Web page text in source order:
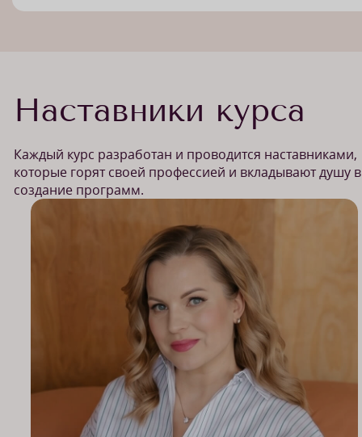
Наставники курса
Каждый курс разработан и проводится наставниками,
которые горят своей профессией и вкладывают душу в
создание программ.